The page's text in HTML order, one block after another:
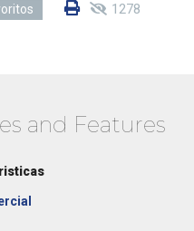
1278
and Features